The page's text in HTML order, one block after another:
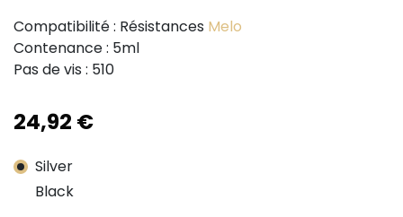
Compatibilité : Résistances Melo
Contenance : 5ml
Pas de vis : 510
24,92 €
Silver
Black